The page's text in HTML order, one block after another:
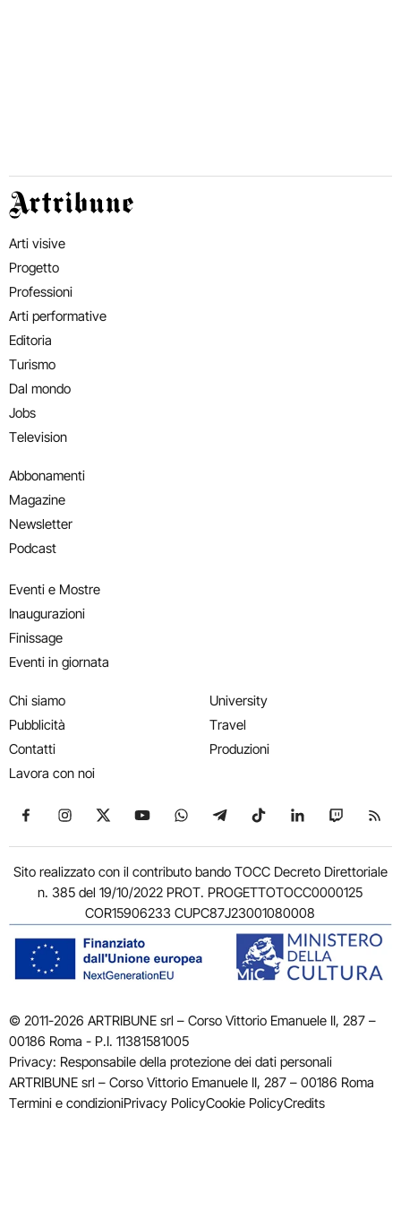
Artribune
Arti visive
Progetto
Professioni
Arti performative
Editoria
Turismo
Dal mondo
Jobs
Television
Abbonamenti
Magazine
Newsletter
Podcast
Eventi e Mostre
Inaugurazioni
Finissage
Eventi in giornata
Chi siamo
Pubblicità
Contatti
Lavora con noi
University
Travel
Produzioni
Seguici su Facebook
Seguici su Instagram
Seguici su X
Seguici su YouTube
Seguici su WhatsApp
Seguici su Telegram
Seguici su TikTok
Seguici su
Seguici
Sito realizzato con il contributo bando TOCC Decreto Direttoriale
n. 385 del 19/10/2022 PROT. PROGETTOTOCC0000125
COR15906233 CUPC87J23001080008
© 2011-2026 ARTRIBUNE srl – Corso Vittorio Emanuele II, 287 –
00186 Roma - P.I. 11381581005
Privacy: Responsabile della protezione dei dati personali
ARTRIBUNE srl – Corso Vittorio Emanuele II, 287 – 00186 Roma
Termini e condizioniPrivacy PolicyCookie PolicyCredits